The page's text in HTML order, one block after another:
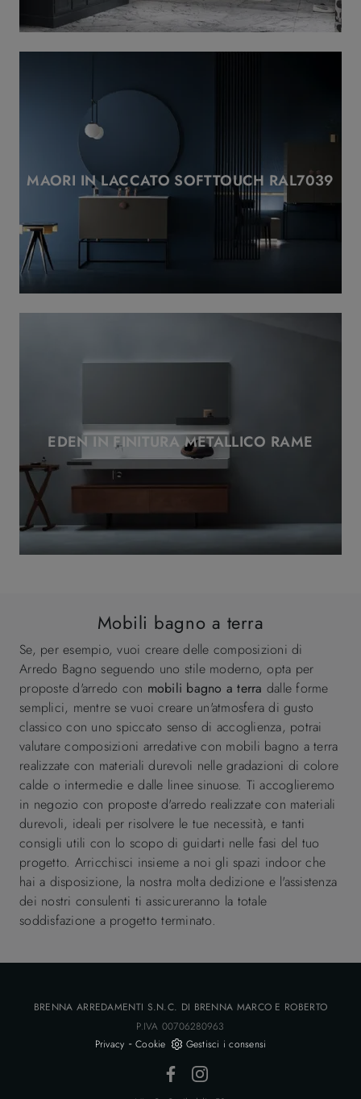
MAORI IN LACCATO SOFTTOUCH RAL7039
EDEN IN FINITURA METALLICO RAME
Mobili bagno a terra
Se, per esempio, vuoi creare delle composizioni di
Arredo Bagno seguendo uno stile moderno, opta per
proposte d'arredo con mobili bagno a terra dalle forme
semplici, mentre se vuoi creare un'atmosfera di gusto
classico con uno spiccato senso di accoglienza, potrai
valutare composizioni arredative con mobili bagno a terra
realizzate con materiali durevoli nelle gradazioni di colore
calde o intermedie e dalle linee sinuose. Ti accoglieremo
in negozio con proposte d'arredo realizzate con materiali
durevoli, ideali per risolvere le tue necessità, e tanti
consigli utili con lo scopo di guidarti nelle fasi del tuo
progetto. Arricchisci insieme a noi gli spazi indoor che
hai a disposizione, la nostra molta dedizione e l'assistenza
dei nostri consulenti ti assicureranno la totale
soddisfazione a progetto terminato.
BRENNA ARREDAMENTI S.N.C. DI BRENNA MARCO E ROBERTO
P.IVA 00706280963
Privacy -Cookie Gestisci i consensi